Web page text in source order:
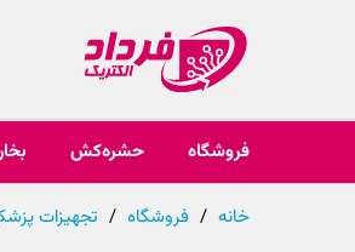
فروشگاه حشره‌کش
خانه / فروشگاه / تجهیزات